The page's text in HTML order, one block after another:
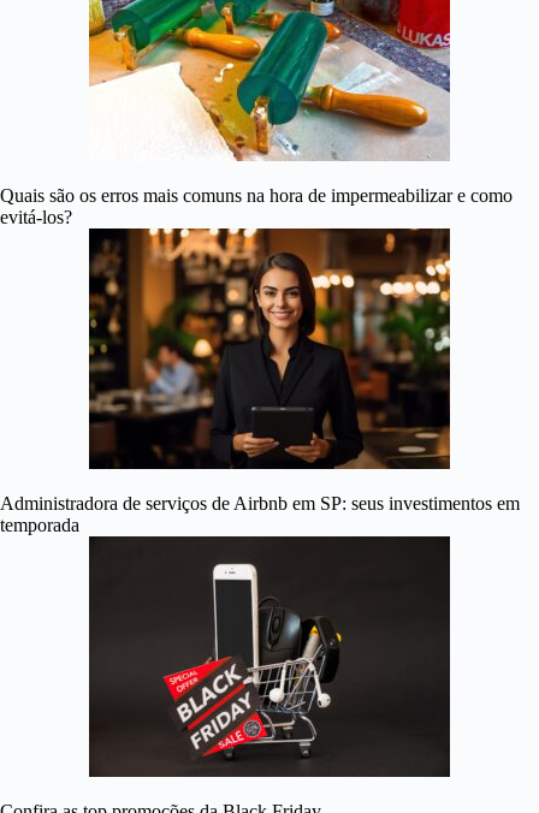
Quais são os erros mais comuns na hora de impermeabilizar e como
evitá-los?
Administradora de serviços de Airbnb em SP: seus investimentos em
temporada